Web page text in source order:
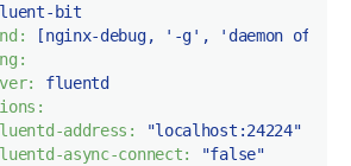
bit
[nginx-debug, '-g' , 'daemon off;'
fluentd
address:
"localhost:24224"
async-connect:
"false"